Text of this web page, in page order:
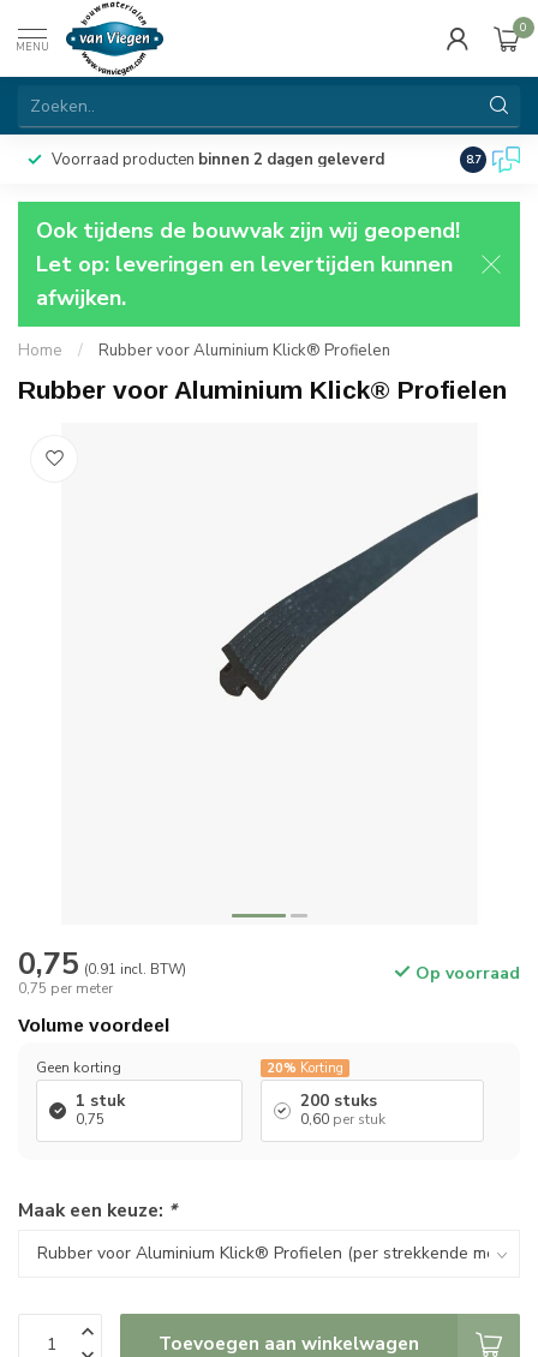
MENU
0
Voorraad producten binnen 2 dagen geleverd 8.7
Ook tijdens de bouwvak zijn wij geopend!
Let op: leveringen en levertijden kunnen
afwijken.
Home / Rubber voor Aluminium Klick® Profielen
Rubber voor Aluminium Klick® Profielen
0,75 (0.91 incl. BTW)
0,75 per meter
Op voorraad
Volume voordeel
Geen korting
1 stuk
0,75
20% Korting
200 stuks
0,60 per stuk
Maak een keuze: *
Toevoegen aan winkelwagen